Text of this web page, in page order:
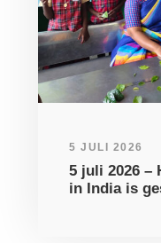
5 JULI 2026
5 juli 2026 –
in India is